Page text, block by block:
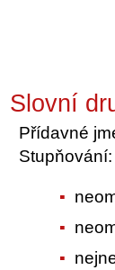
Slovní
Přídavné
Stupňování: